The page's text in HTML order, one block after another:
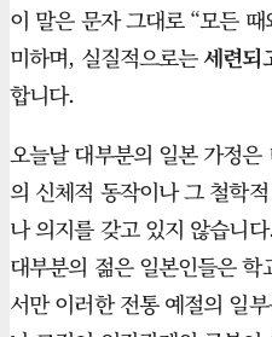
이 말은 문자 그대로 “모든
미하며, 실질적으로는세련되
합니다.
오늘날 대부분의 일본 가정
의 신체적 동작이나 그 철학
나 의지를 갖고 있지 않습니
대부분의 젊은 일본인들은 학
서만 이러한 전통 예절의 일